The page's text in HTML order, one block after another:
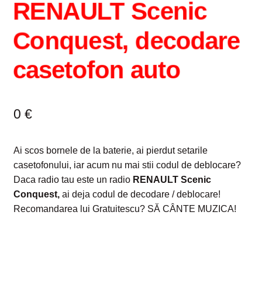
Politica de utilizare cookie
Privacy Policy
RENAULT Scenic
Conquest, decodare
casetofon auto
0 €
Ai scos bornele de la baterie, ai pierdut setarile
casetofonului, iar acum nu mai stii codul de deblocare?
Daca radio tau este un radioRENAULT Scenic
Conquest,ai deja codul de decodare / deblocare!
Recomandarea lui Gratuitescu? SĂ CÂNTE MUZICA!